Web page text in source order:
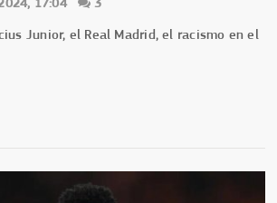
Junior, el Real Madrid, el racismo en el